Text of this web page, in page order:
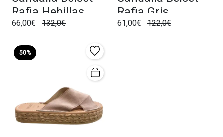
Rafia Hebillas
Verde
66,00€ 132,0€
Rafia Gris
61,00€ 122,0€
50%